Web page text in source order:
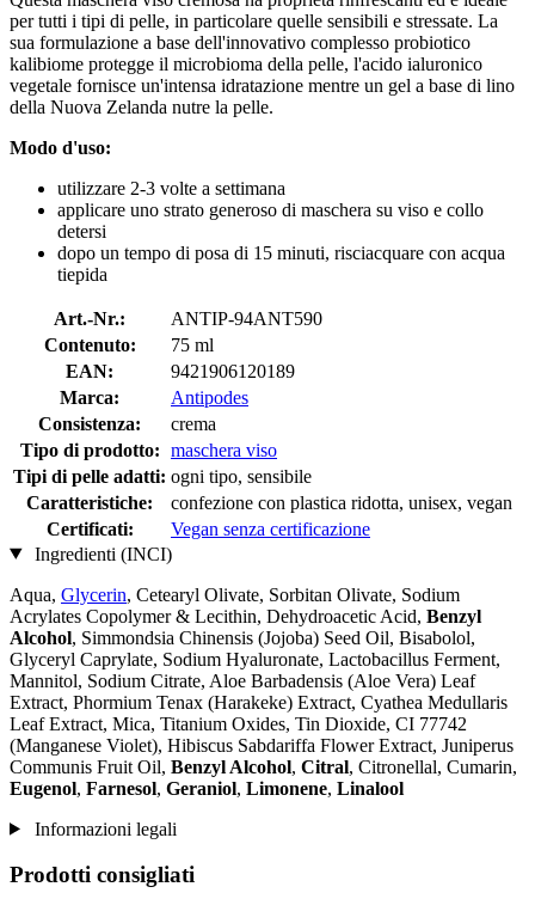
per tutti i tipi di pelle, in particolare quelle sensibili e stressate. La
sua formulazione a base dell'innovativo complesso probiotico
kalibiome protegge il microbioma della pelle, l'acido ialuronico
vegetale fornisce un'intensa idratazione mentre un gel a base di lino
della Nuova Zelanda nutre la pelle.
Modo d'uso:
utilizzare 2-3 volte a settimana
applicare uno strato generoso di maschera su viso e collo
detersi
dopo un tempo di posa di 15 minuti, risciacquare con acqua
tiepida
Art.-Nr.:
ANTIP-94ANT590
Contenuto:
75 ml
EAN:
9421906120189
Marca:
Antipodes
Consistenza:
crema
Tipo di prodotto: maschera viso
Tipi di pelle adatti: ogni tipo, sensibile
Caratteristiche:
confezione con plastica ridotta, unisex, vegan
Certificati:
Vegan senza certificazione
Ingredienti (INCI)
Aqua, Glycerin, Cetearyl Olivate, Sorbitan Olivate, Sodium
Acrylates Copolymer & Lecithin, Dehydroacetic Acid, Benzyl
Alcohol, Simmondsia Chinensis (Jojoba) Seed Oil, Bisabolol,
Glyceryl Caprylate, Sodium Hyaluronate, Lactobacillus Ferment,
Mannitol, Sodium Citrate, Aloe Barbadensis (Aloe Vera) Leaf
Extract, Phormium Tenax (Harakeke) Extract, Cyathea Medullaris
Leaf Extract, Mica, Titanium Oxides, Tin Dioxide, CI 77742
(Manganese Violet), Hibiscus Sabdariffa Flower Extract, Juniperus
Communis Fruit Oil, Benzyl Alcohol, Citral, Citronellal, Cumarin,
Eugenol, Farnesol, Geraniol, Limonene, Linalool
Informazioni legali
Prodotti consigliati